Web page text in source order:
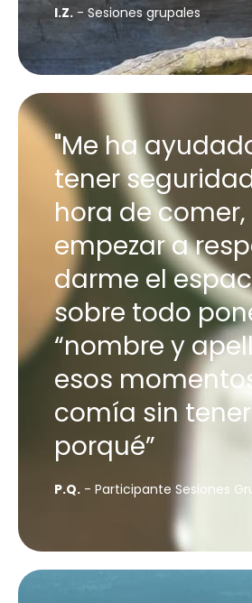
I.Z. - Sesiones grupales
"Me ha
tener
hora de comer,
empezar a
darme el
sobre todo
“nombre y
esos
comía sin
porqué”
P.Q. - Participante Sesiones